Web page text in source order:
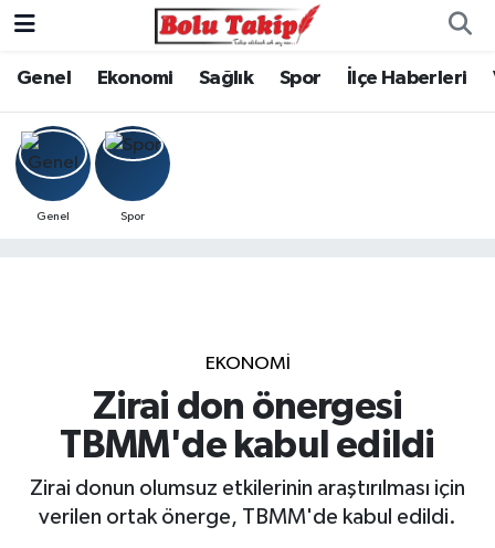
Genel Ekonomi Sağlık Spor İlçe Haberleri
Genel Spor
EKONOMİ
Zirai don önergesi
TBMM'de kabul edildi
Zirai donun olumsuz etkilerinin araştırılması için
verilen ortak önerge, TBMM'de kabul edildi.